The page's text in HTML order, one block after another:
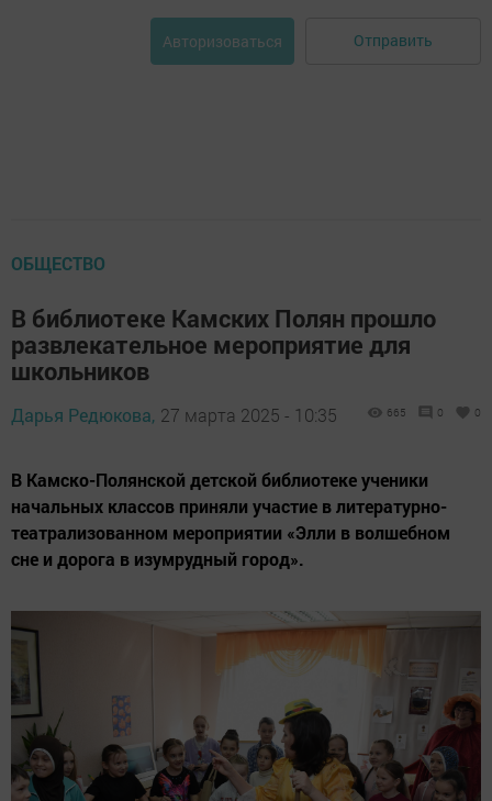
Авторизоваться Отправить
ОБЩЕСТВО
В библиотеке Камских Полян прошло
развлекательное мероприятие для
школьников
Дарья Редюкова, 27 марта 2025 - 10:35 665 0 0
В Камско-Полянской детской библиотеке ученики
начальных классов приняли участие в литературно-
театрализованном мероприятии «Элли в волшебном
сне и дорога в изумрудный город».